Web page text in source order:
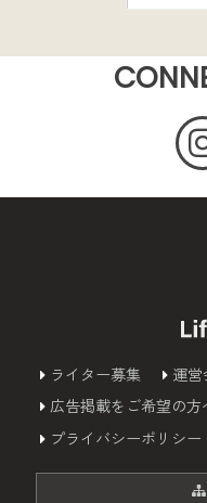
ライター募集 運営
広告掲載をご希望の方
プライバシーポリシー